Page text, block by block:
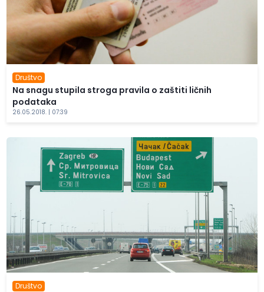
Društvo
Na snagu stupila stroga pravila o zaštiti ličnih
podataka
26.05.2018. | 07:39
Društvo